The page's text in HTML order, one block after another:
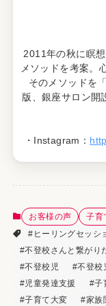
2011年の秋に瞑
メソッドを考案。
そのメソッドを
版、銀座サロン開
・Instagram：
お客様の声
子育
#ヒーリングセッシ
#不登校さんと繋がり
#不登校児
#不登校
#児童発達支援
#子
#子育て大変
#家族